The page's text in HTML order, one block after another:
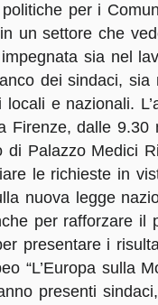
per i
un settore che
impegnata sia nel
dei sindaci, sia
e nazionali.
Firenze, dalle 9.30
di Palazzo Medici
le richieste in
nuova legge
per rafforzare il
presentare i
“L’Europa sulla
presenti